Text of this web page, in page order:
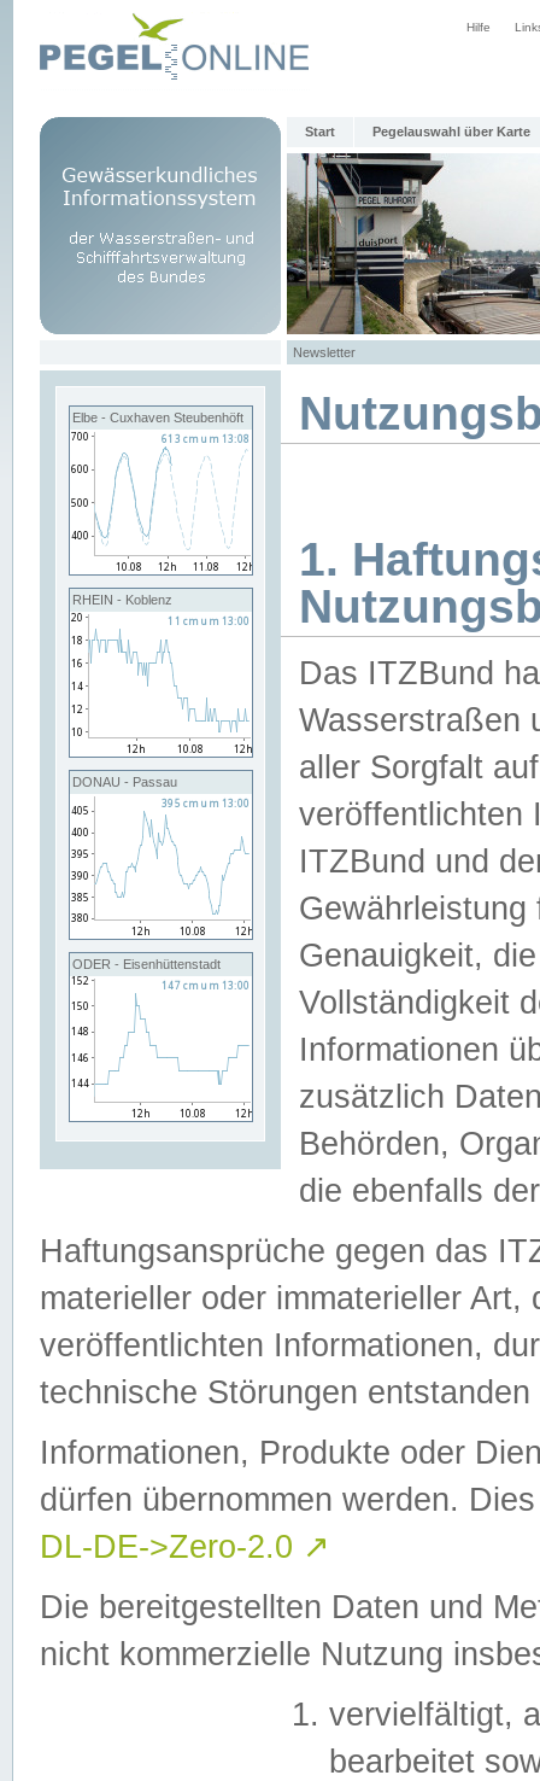
Hilfe
Start Pegelauswahl über Karte
Newsletter
Elbe - Cuxhaven Steubenhöft
RHEIN - Koblenz
DONAU - Passau
ODER - Eisenhüttenstadt
1.
Das ITZBund
Wasserstraßen
aller Sorgfalt
veröffentlichten
ITZBund und
Genauigkeit,
Vollständigkeit
Informationen
zusätzlich
Behörden,
die ebenfalls
Haftungsansprüche gegen das
materieller oder immaterieller
veröffentlichten Informationen,
technische Störungen
Informationen, Produkte oder
dürfen übernommen werden.
DL-DE->Zero-2.0 ↗
Die bereitgestellten Daten und
nicht kommerzielle Nutzung
vervielfältigt,
bearbeitet